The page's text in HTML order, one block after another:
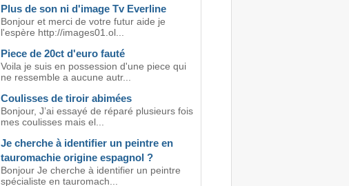
Plus de son ni d'image Tv Everline
Bonjour et merci de votre futur aide je
l'espère http://images01.ol...
Piece de 20ct d'euro fauté
Voila je suis en possession d'une piece qui
ne ressemble a aucune autr...
Coulisses de tiroir abimées
Bonjour, J’ai essayé de réparé plusieurs fois
mes coulisses mais el...
Je cherche à identifier un peintre en
tauromachie origine espagnol ?
Bonjour Je cherche à identifier un peintre
spécialiste en tauromach...